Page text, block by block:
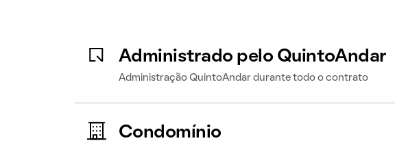
Administrado pelo QuintoAndar
Administração QuintoAndar durante todo o contrato
Condomínio